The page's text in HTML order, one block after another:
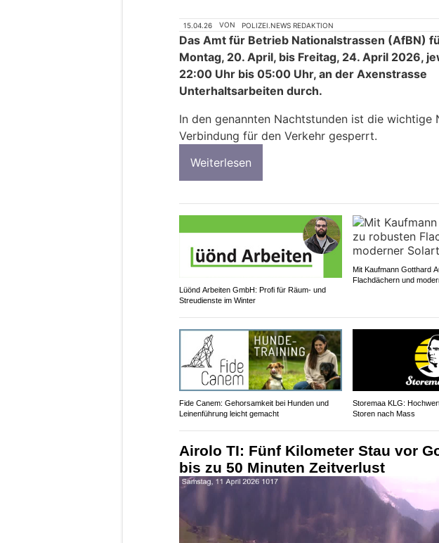
15.04.26 VON POLIZEI.NEWS REDAKTION
Das Amt für Betrieb Nationalstrassen (AfBN)
Montag, 20. April, bis Freitag, 24. April 2026,
22:00 Uhr bis 05:00 Uhr, an der Axenstrasse
Unterhaltsarbeiten durch.
In den genannten Nachtstunden ist die wichtige
Verbindung für den Verkehr gesperrt.
Weiterlesen
Lüönd Arbeiten GmbH: Profi für Räum- und
Streudienste im Winter
Mit Kaufmann Gotthard
Flachdächern und
Fide Canem: Gehorsamkeit bei Hunden und
Leinenführung leicht gemacht
Storemaa KLG:
Storen nach Mass
Airolo TI: Fünf Kilometer Stau vor
bis zu 50 Minuten Zeitverlust